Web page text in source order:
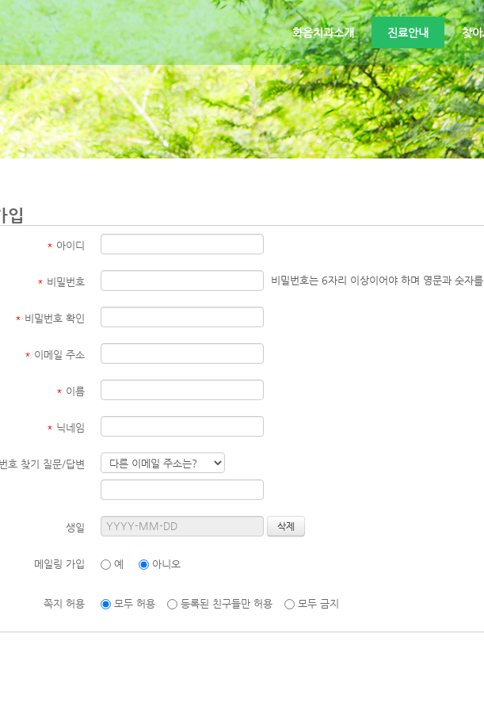
화음치과소개 진료안내 찾
입
* 아이디
* 비밀번호 비밀번호는 6자리 이상이어야 하며 영문과 숫자
* 비밀번호 확인
* 이메일 주소
* 이름
* 닉네임
호 찾기 질문/답변
생일
메일링 가입 예 아니오
쪽지 허용 모두 허용 등록된 친구들만 허용 모두 금지